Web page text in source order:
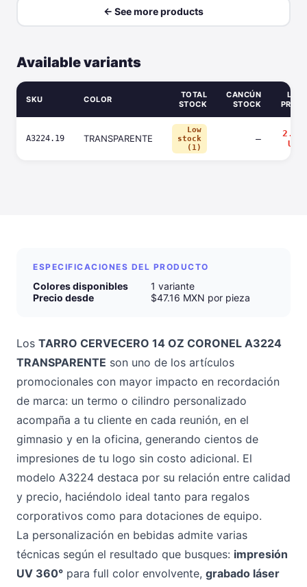
← See more products
Available variants
SKU COLOR
TOTAL
STOCK
CANCÚN
STOCK
LIST
PRICE
A3224.19 TRANSPARENTE
Low
stock
(1)
—
2.64
USD
ESPECIFICACIONES DEL PRODUCTO
Colores disponibles
1 variante
Precio desde
$47.16 MXN por pieza
Los TARRO CERVECERO 14 OZ CORONEL A3224
TRANSPARENTE son uno de los artículos
promocionales con mayor impacto en recordación
de marca: un termo o cilindro personalizado
acompaña a tu cliente en cada reunión, en el
gimnasio y en la oficina, generando cientos de
impresiones de tu logo sin costo adicional. El
modelo A3224 destaca por su relación entre calidad
y precio, haciéndolo ideal tanto para regalos
corporativos como para dotaciones de equipo.
La personalización en bebidas admite varias
técnicas según el resultado que busques: impresión
UV 360° para full color envolvente, grabado láser